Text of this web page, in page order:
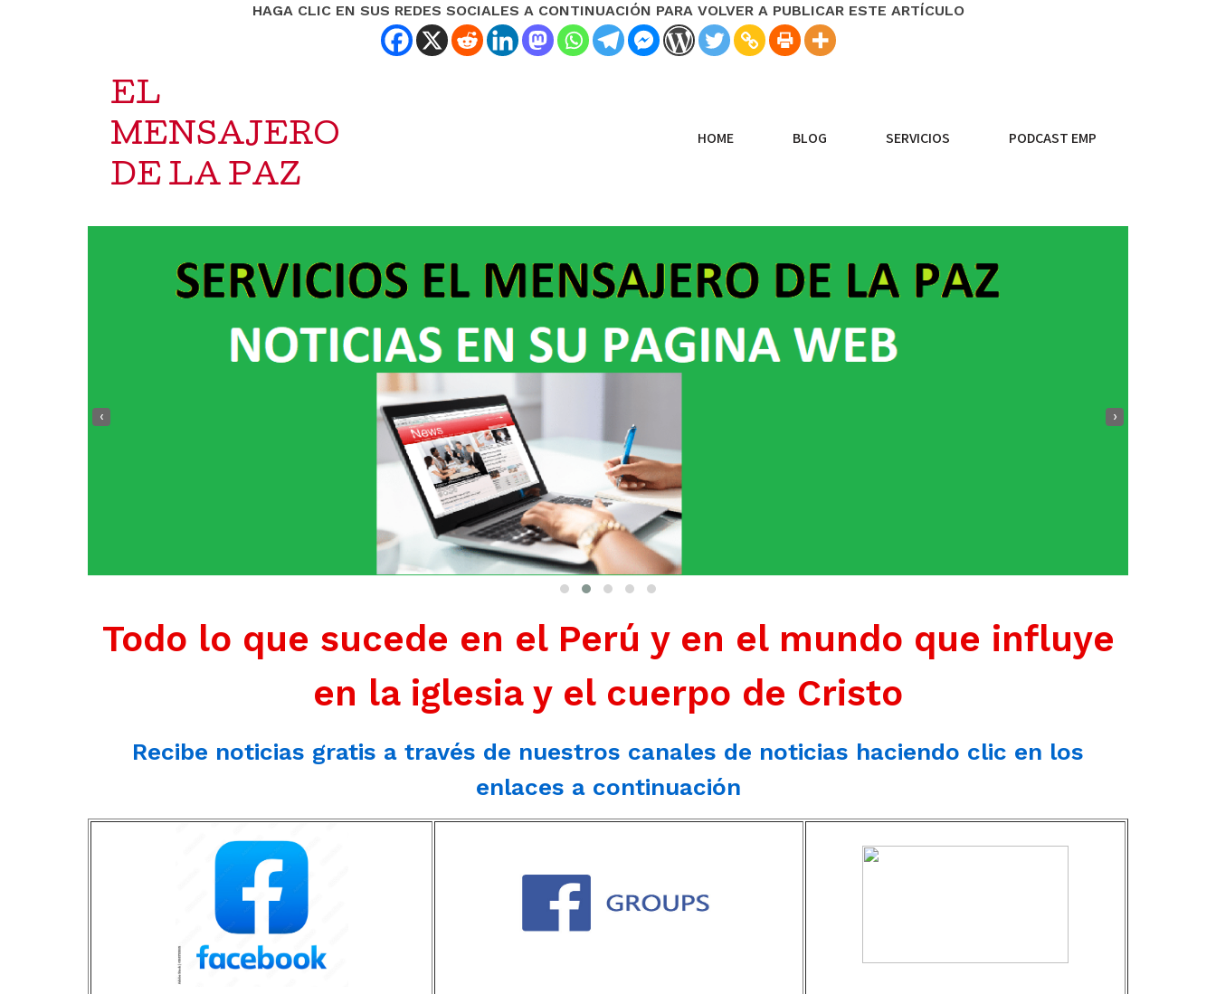
HAGA CLIC EN SUS REDES SOCIALES A CONTINUACIÓN PARA VOLVER A PUBLICAR ESTE ARTÍCULO
EL
MENSAJERO
DE LA PAZ
HOME BLOG SERVICIOS PODCAST EMP
‹ ›
Todo lo que sucede en el Perú y en el mundo que influye
en la iglesia y el cuerpo de Cristo
Recibe noticias gratis a través de nuestros canales de noticias haciendo clic en los
enlaces a continuación